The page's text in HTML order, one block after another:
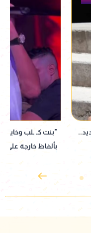
رامي وحيد لـ
"عالم كليرمونت"